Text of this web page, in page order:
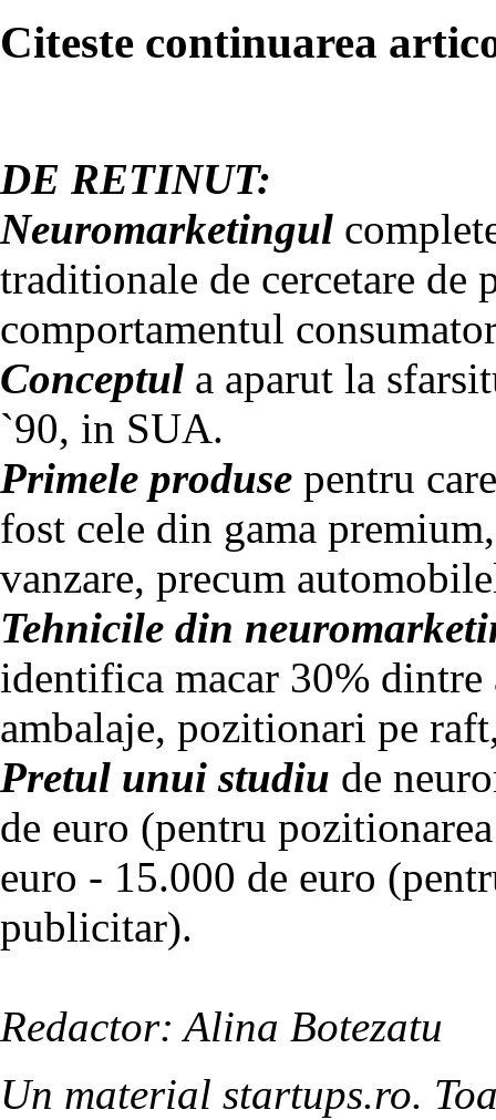
Citeste continuarea
DE RETINUT:
Neuromarketingul
traditionale de cercetare de
comportamentul
Conceptul a aparut la
`90, in SUA.
Primele produse pentru
fost cele din gama
vanzare, precum
Tehnicile din
identifica macar 30% dintre
ambalaje, pozitionari pe
Pretul unui studiu de
de euro (pentru
euro - 15.000 de euro
publicitar).
Redactor: Alina Botezatu
Un material startups.ro.